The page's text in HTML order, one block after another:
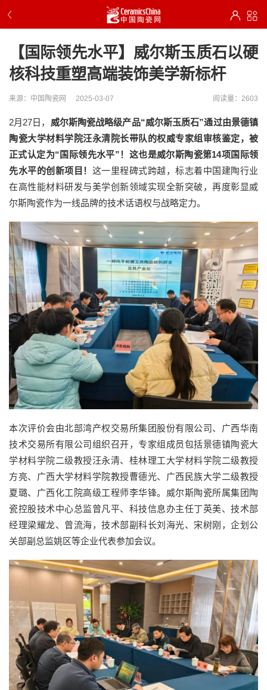
【国际领先水平】威尔斯玉质石以硬
核科技重塑高端装饰美学新标杆
来源：中国陶瓷网 2025-03-07 阅读量：2603
2月27日， 威尔斯陶瓷战略级产品“威尔斯玉质石”通过由景德镇
陶瓷大学材料学院汪永清院长带队的权威专家组审核鉴定，被
正式认定为“国际领先水平”！ 这也是威尔斯陶瓷第14项国际领
先水平的创新项目！ 这一里程碑式跨越，标志着中国建陶行业
在高性能材料研发与美学创新领域实现全新突破，再度彰显威
尔斯陶瓷作为一线品牌的技术话语权与战略定力。
本次评价会由北部湾产权交易所集团股份有限公司、广西华南
技术交易所有限公司组织召开，专家组成员包括景德镇陶瓷大
学材料学院二级教授汪永清、桂林理工大学材料学院二级教授
方亮、广西大学材料学院教授曹德光、广西民族大学二级教授
夏璐、广西化工院高级工程师李华锋。威尔斯陶瓷所属集团陶
瓷控股技术中心总监曾凡平、科技信息办主任丁英美、技术部
经理梁耀龙、曾流海，技术部副科长刘海光、宋树刚，企划公
关部副总监姚区等企业代表参加会议。